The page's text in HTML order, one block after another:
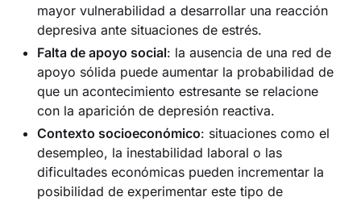
mayor vulnerabilidad a desarrollar una reacción
depresiva ante situaciones de estrés.
Falta de apoyo social: la ausencia de una red de
apoyo sólida puede aumentar la probabilidad de
que un acontecimiento estresante se relacione
con la aparición de depresión reactiva.
Contexto socioeconómico: situaciones como el
desempleo, la inestabilidad laboral o las
dificultades económicas pueden incrementar la
posibilidad de experimentar este tipo de